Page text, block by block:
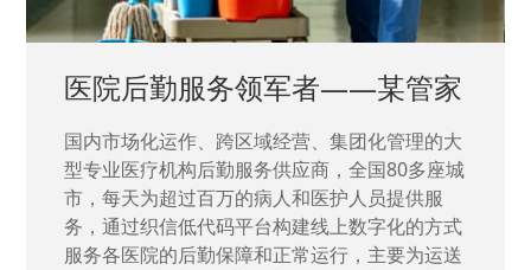
中国兵器工业集团——银光化学
国家“一五”期间156个重点项目之一。属于国家
高新技术企业，在信息化升级建设中，存在大
量“小、散、碎”的信息化需求，需要投入大量人
力资源进行开发，通过引入织信低代码平台，解
决当下遇到的各类业务难题，提升整体的IT研发